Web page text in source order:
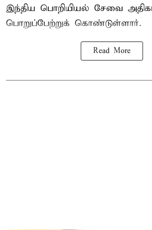
இந்திய பொறியியல் சேவை
பொறுப்பேற்றுக் கொண்டுள்ளார்.
Read More